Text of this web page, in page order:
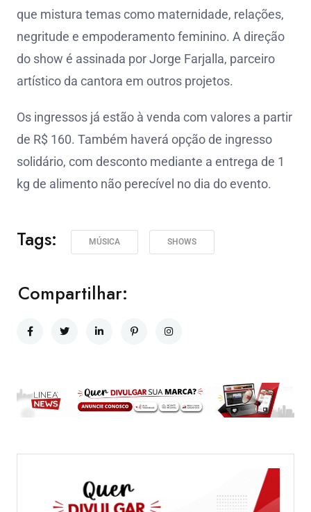
que mistura temas como maternidade, relações,
negritude e empoderamento feminino. A direção
do show é assinada por Jorge Farjalla, parceiro
artístico da cantora em outros projetos.
Os ingressos já estão à venda com valores a partir
de R$ 160. Também haverá opção de ingresso
solidário, com desconto mediante a entrega de 1
kg de alimento não perecível no dia do evento.
Tags: MÚSICA SHOWS
Compartilhar: